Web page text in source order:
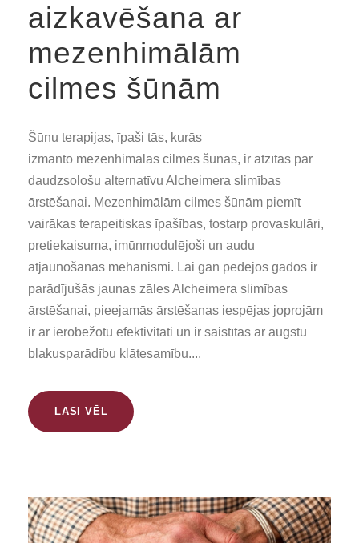
aizkavēšana ar
mezenhimālām
cilmes šūnām
Šūnu terapijas, īpaši tās, kurās
izmanto mezenhimālās cilmes šūnas, ir atzītas par
daudzsološu alternatīvu Alcheimera slimības
ārstēšanai. Mezenhimālām cilmes šūnām piemīt
vairākas terapeitiskas īpašības, tostarp provaskulāri,
pretiekaisuma, imūnmodulējoši un audu
atjaunošanas mehānismi. Lai gan pēdējos gados ir
parādījušās jaunas zāles Alcheimera slimības
ārstēšanai, pieejamās ārstēšanas iespējas joprojām
ir ar ierobežotu efektivitāti un ir saistītas ar augstu
blakusparādību klātesamību....
LASI VĒL